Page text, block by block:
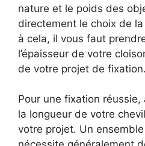
nature et le poids des
directement le choix de
à cela, il vous faut
l’épaisseur de votre
de votre projet de fixation.
Pour une fixation
la longueur de votre
votre projet. Un